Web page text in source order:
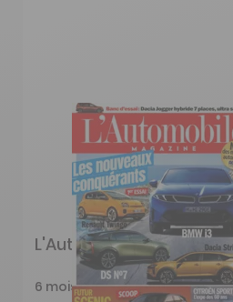
L'Automobile Magazine
6 mois